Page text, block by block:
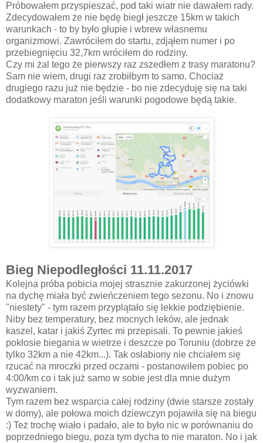
Próbowałem przyspieszać, pod taki wiatr nie dawałem rady.
Zdecydowałem że nie będę biegł jeszcze 15km w takich
warunkach - to by było głupie i wbrew własnemu
organizmowi. Zawróciłem do startu, zdjąłem numer i po
przebiegnięciu 32,7km wróciłem do rodziny.
Czy mi żal tego że pierwszy raz zszedłem z trasy maratonu?
Sam nie wiem, drugi raz zrobiłbym to samo. Chociaż
drugiego razu już nie będzie - bo nie zdecyduję się na taki
dodatkowy maraton jeśli warunki pogodowe będą takie.
Bieg Niepodległości 11.11.2017
Kolejna próba pobicia mojej strasznie zakurzonej życiówki
na dychę miała być zwieńczeniem tego sezonu. No i znowu
"niestety" - tym razem przyplątało się lekkie podziębienie.
Niby bez temperatury, bez mocnych leków, ale jednak
kaszel, katar i jakiś Zyrtec mi przepisali. To pewnie jakieś
pokłosie biegania w wietrze i deszcze po Toruniu (dobrze że
tylko 32km a nie 42km...). Tak osłabiony nie chciałem się
rzucać na mroczki przed oczami - postanowiłem pobiec po
4:00/km co i tak już samo w sobie jest dla mnie dużym
wyzwaniem.
Tym razem bez wsparcia całej rodziny (dwie starsze zostały
w domy), ale połowa moich dziewczyn pojawiła się na biegu
:) Też trochę wiało i padało, ale to było nic w porównaniu do
poprzedniego biegu, poza tym dycha to nie maraton. No i jak